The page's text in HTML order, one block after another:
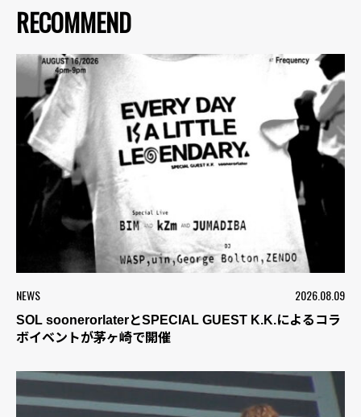
RECOMMEND
NEWS 2026.08.09
SOL soonerorlaterとSPECIAL GUEST K.K.によるコラ
ボイベントが茅ヶ崎で開催